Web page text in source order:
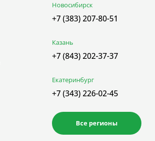
Новосибирск
+7 (383) 207-80-51
Казань
+7 (843) 202-37-37
Екатеринбург
+7 (343) 226-02-45
Все регионы